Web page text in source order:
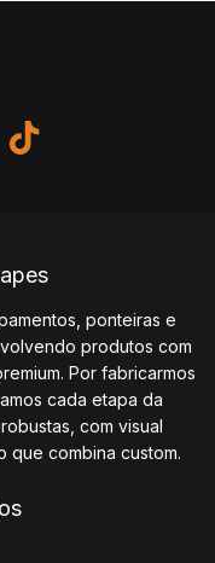
ponteiras e
produtos com
Por fabricarmos
cada etapa da
com visual
que combina custom.